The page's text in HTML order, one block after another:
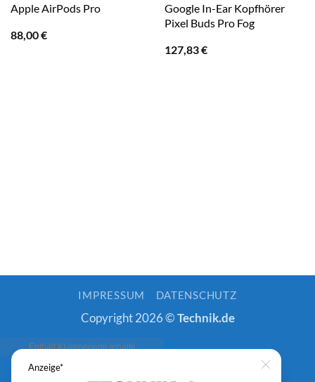
Apple AirPods Pro
88,00€
Google In-Ear Kopfhörer
Pixel Buds Pro Fog
127,83€
IMPRESSUM DATENSCHUTZ
Copyright 2026 ©Technik.de
Anzeige* Close